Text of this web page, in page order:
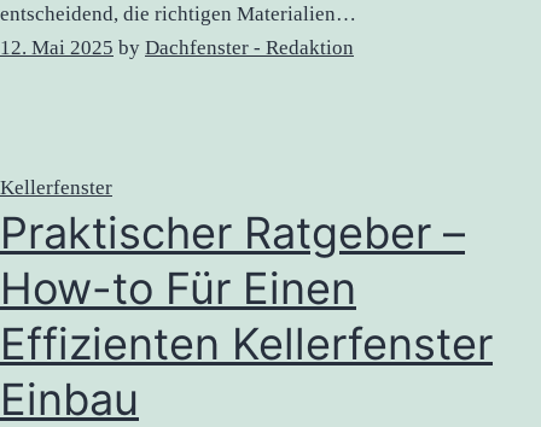
entscheidend, die richtigen Materialien…
12. Mai 2025 by Dachfenster - Redaktion
Kellerfenster
Praktischer Ratgeber –
How-to Für Einen
Effizienten Kellerfenster
Einbau